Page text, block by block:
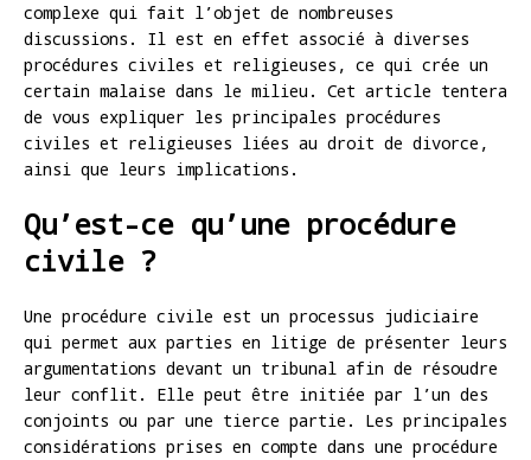
complexe qui fait l’objet de nombreuses
discussions. Il est en effet associé à diverses
procédures civiles et religieuses, ce qui crée un
certain malaise dans le milieu. Cet article tentera
de vous expliquer les principales procédures
civiles et religieuses liées au droit de divorce,
ainsi que leurs implications.
Qu’est-ce qu’une procédure
civile ?
Une procédure civile est un processus judiciaire
qui permet aux parties en litige de présenter leurs
argumentations devant un tribunal afin de résoudre
leur conflit. Elle peut être initiée par l’un des
conjoints ou par une tierce partie. Les principales
considérations prises en compte dans une procédure